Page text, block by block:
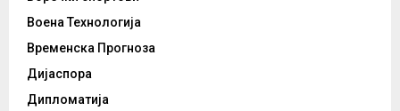
Воена Технологија
Временска Прогноза
Дијаспора
Дипломатија